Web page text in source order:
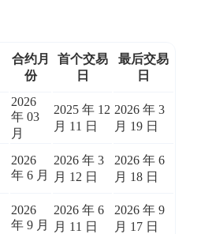
合约月
份
首个交易
日
最后交易
日
2026
年 03
月
2025 年 12
月 11 日
2026 年 3
月 19 日
2026
年 6 月
2026 年 3
月 12 日
2026 年 6
月 18 日
2026
年 9 月
2026 年 6
月 11 日
2026 年 9
月 17 日